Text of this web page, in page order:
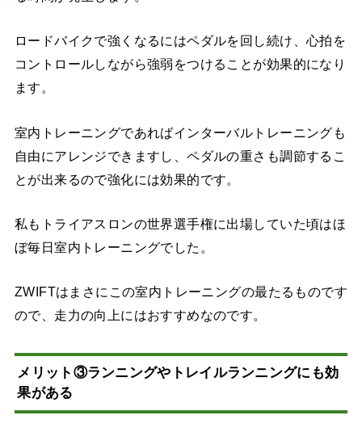
ロードバイクで強くなるにはペダルを回し続け、心拍を
コントロールしながら強弱をつけることが効果的になり
ます。
室内トレーニングであればインターバルトレーニングも
自由にアレンジできますし、ペダルの重さも調節するこ
とが出来るので強化には効果的です。
私もトライアスロンの世界選手権に出場していた頃はほ
ぼ毎日室内トレーニングでした。
ZWIFTはまさにこの室内トレーニングの最たるものです
ので、走力の向上にはおすすめなのです。
メリット③ランニングやトレイルランニングにも効
果がある